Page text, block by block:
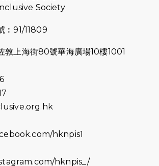
🌟
會及愛。匯聚商龍會支持！
《猛龍傳之誰怕誰》電影欣賞 - 感謝
生，GBS，JP出席
《為你喝采陳百強歌迷會》慷慨贊助
Society
︰91/11809
敦上海街80號華海廣場10樓1001
hknpis1
hknpis_/